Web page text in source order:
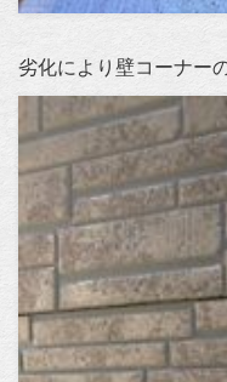
劣化により壁コーナー